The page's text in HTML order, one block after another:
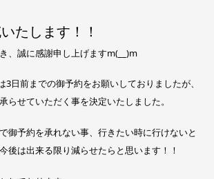
たします！！
、誠に感謝申し上げますm(__)m
3日前までの御予約をお願いしておりましたが、
らせていただく事を決定いたしました。
御予約を承れない事、行きたい時に行けないと
後は出来る限り減らせたらと思います！！